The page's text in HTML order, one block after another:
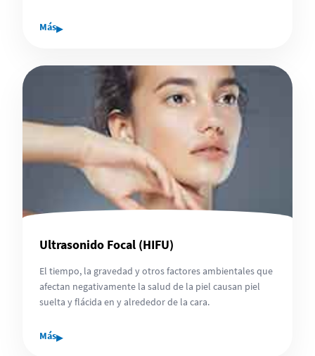
Más▸
Ultrasonido Focal (HIFU)
El tiempo, la gravedad y otros factores ambientales que
afectan negativamente la salud de la piel causan piel
suelta y flácida en y alrededor de la cara.
Más▸